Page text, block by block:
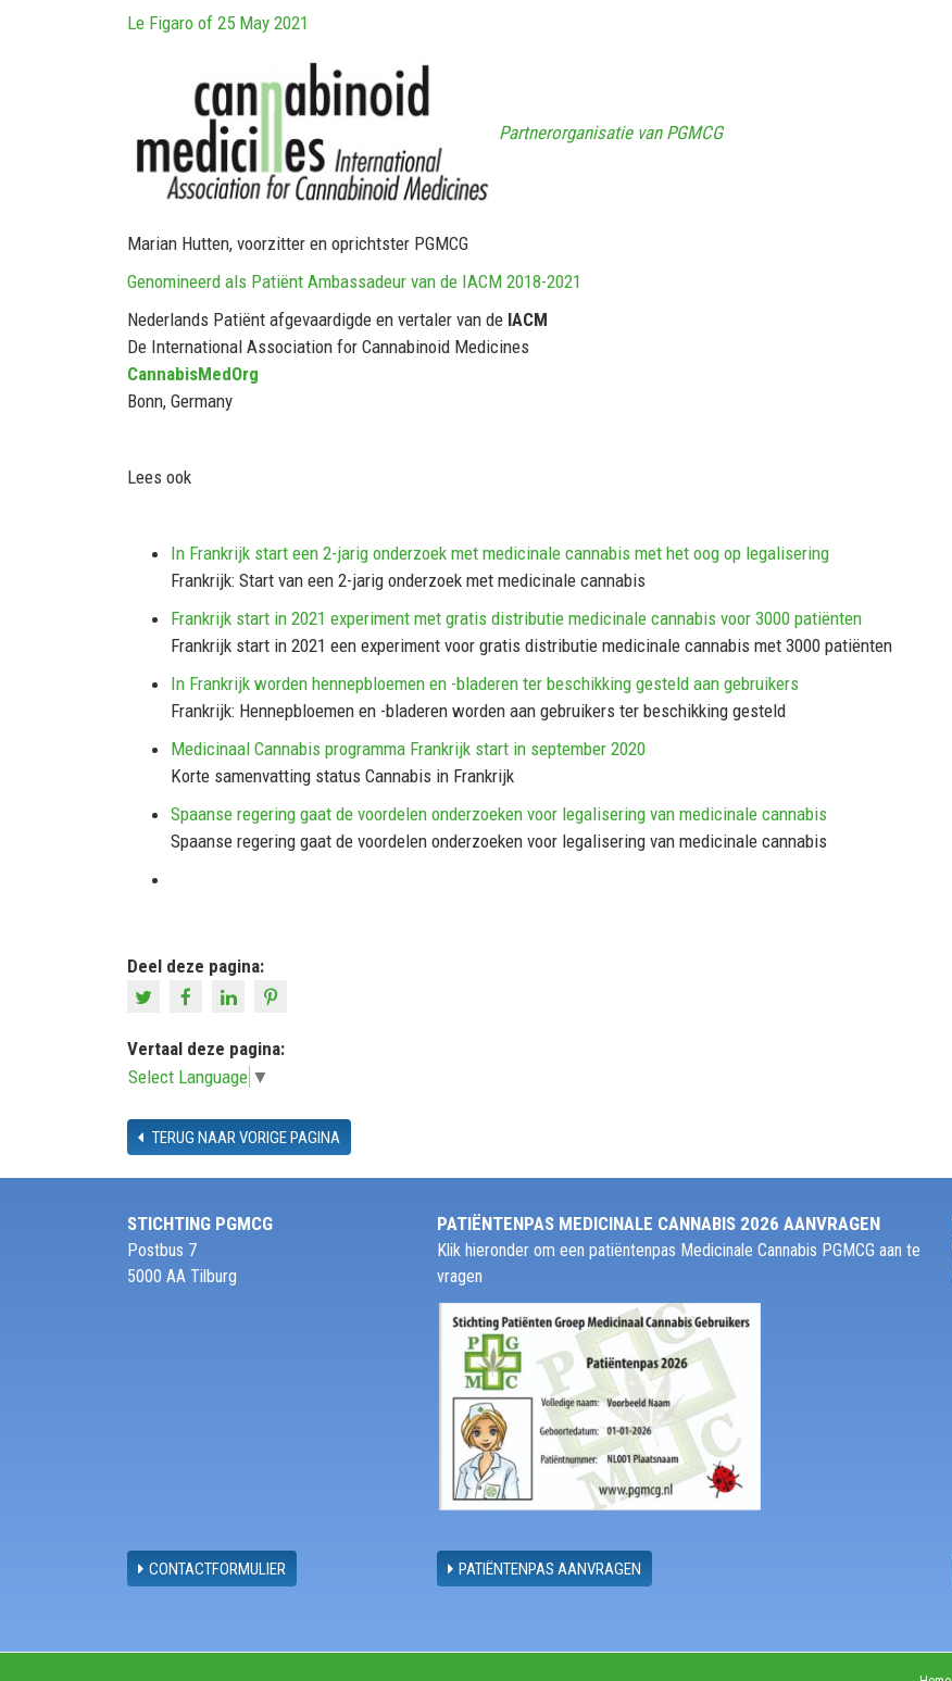
Le Figaro of 25 May 2021
Partnerorganisatie van PGMCG
Marian Hutten, voorzitter en oprichtster PGMCG
Genomineerd als Patiënt Ambassadeur van de IACM 2018-2021
Nederlands Patiënt afgevaardigde en vertaler van de IACM
De International Association for Cannabinoid Medicines
CannabisMedOrg
Bonn, Germany
Lees ook
In Frankrijk start een 2-jarig onderzoek met medicinale cannabis met het oog op legalisering
Frankrijk: Start van een 2-jarig onderzoek met medicinale cannabis
Frankrijk start in 2021 experiment met gratis distributie medicinale cannabis voor 3000 patiënten
Frankrijk start in 2021 een experiment voor gratis distributie medicinale cannabis met 3000 patiënten
In Frankrijk worden hennepbloemen en -bladeren ter beschikking gesteld aan gebruikers
Frankrijk: Hennepbloemen en -bladeren worden aan gebruikers ter beschikking gesteld
Medicinaal Cannabis programma Frankrijk start in september 2020
Korte samenvatting status Cannabis in Frankrijk
Spaanse regering gaat de voordelen onderzoeken voor legalisering van medicinale cannabis
Spaanse regering gaat de voordelen onderzoeken voor legalisering van medicinale cannabis
Deel deze pagina:
Vertaal deze pagina:
Select Language ▼
TERUG NAAR VORIGE PAGINA
STICHTING PGMCG
Postbus 7
5000 AA Tilburg
CONTACTFORMULIER
PATIËNTENPAS MEDICINALE CANNABIS 2026 AANVRAGEN
Klik hieronder om een patiëntenpas Medicinale Cannabis PGMCG aan te
vragen
PATIËNTENPAS AANVRAGEN